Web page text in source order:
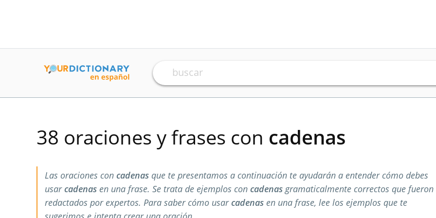
38 oraciones y frases con cadenas
Las oraciones con cadenas que te presentamos a continuación te ayudarán a entender cómo debes
usar cadenas en una frase. Se trata de ejemplos con cadenasgramaticalmente correctos que fueron
redactados por expertos. Para saber cómo usar cadenas en una frase, lee los ejemplos que te